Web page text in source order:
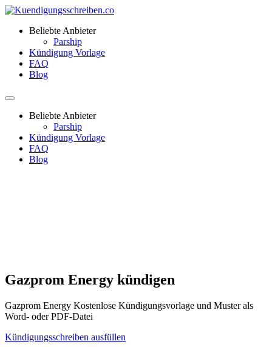
Beliebte Anbieter
Parship
Kündigung Vorlage
FAQ
Blog
Beliebte Anbieter
Parship
Kündigung Vorlage
FAQ
Blog
Gazprom Energy kündigen
Gazprom Energy Kostenlose Kündigungsvorlage und Muster als
Word- oder PDF-Datei
Kündigungsschreiben ausfüllen